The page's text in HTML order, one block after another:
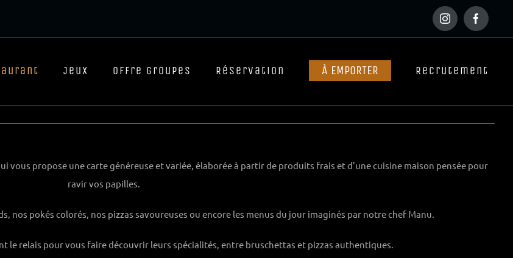
Instagram
Jeux Offre groupes Réservation À EMPORTER Recrutement
vous propose une carte généreuse et variée, élaborée à partir de produits frais et d’une cuisine maison pensée pour
ravir vos papilles.
nos pokés colorés, nos pizzas savoureuses ou encore les menus du jour imaginés par notre chef Manu.
le relais pour vous faire découvrir leurs spécialités, entre bruschettas et pizzas authentiques.